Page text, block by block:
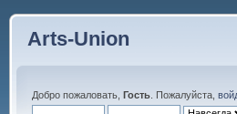
Arts-Union
Добро пожаловать, Гость. Пожалуйста,